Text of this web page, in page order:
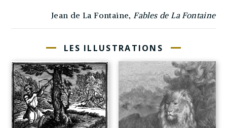
Jean de La Fontaine, Fables de La Fontaine
LES ILLUSTRATIONS